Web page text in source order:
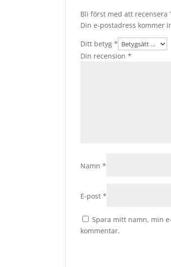
Bli först med att recensera
Din e-postadress kommer
Ditt betyg*
Din recension*
Namn*
E-post*
Spara mitt namn, min
kommentar.